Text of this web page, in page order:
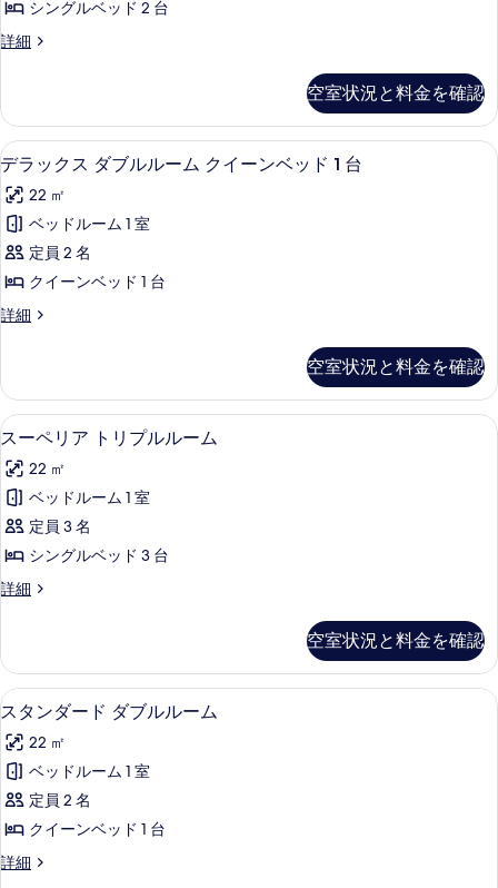
す
べ
写
真
を
表
示
す
ム
の
詳
ツ
ン
ル
ー
ム
の
す
べ
て
真
を
表
示
す
る
シングルベッド 2 台
詳細
ス
ア
ツ
イ
ル
ー
ム
の
詳
空室状況と料金を確認
デ
ラ
ッ
ク
ス
ブ
ル
ー
ム
ク
イ
ー
ン
ベ
1
台
の
す
べ
て
の
写
デラックス ダブルルーム クイーン
9
デラックス ダブルルーム クイーンベッド 1 台
22 ㎡
ベッドルーム 1 室
定員 2 名
クイーンベッド 1 台
詳細
デ
ス
ダ
ブ
ル
ー
ム
ク
イ
ン
台
の
詳
細
空室状況と料金を確認
ス
ー
ペ
リ
ア
リ
ル
ル
ー
ム
の
す
べ
て
スーペリア トリプルルーム | エジプ
7
スーペリア トリプルルーム
22 ㎡
ベッドルーム 1 室
定員 3 名
シングルベッド 3 台
詳細
ス
ア
ト
リ
ル
ル
ー
ム
の
細
空室状況と料金を確認
ス
タ
ン
ダ
ー
ダ
スタンダード ダブルルーム | エジプ
7
スタンダード ダブルルーム
22 ㎡
ベッドルーム 1 室
定員 2 名
クイーンベッド 1 台
詳細
ス